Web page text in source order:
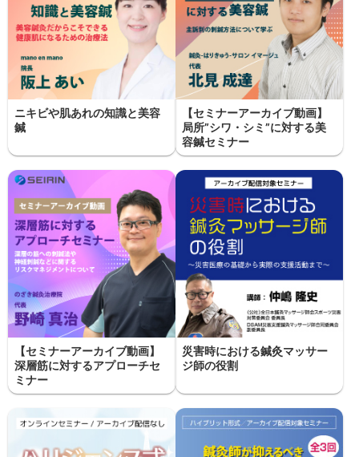
ニキビや肌あれの知識と美容
鍼
【セミナーアーカイブ動画】
局所”シワ・シミ”に対する美
容鍼セミナー
【セミナーアーカイブ動画】
深層筋に対するアプローチセ
ミナー
災害時における鍼灸マッサー
ジ師の役割